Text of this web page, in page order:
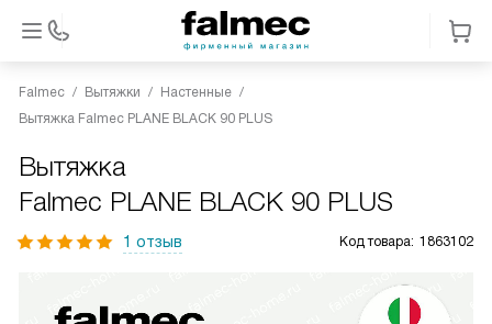
Falmec Вытяжки
Настенные
Вытяжка Falmec PLANE BLACK 90 PLUS
Вытяжка
Falmec PLANE BLACK 90 PLUS
1 отзыв Код товара: 1863102